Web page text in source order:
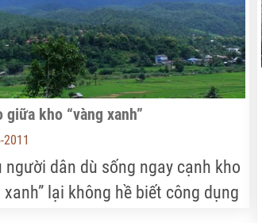
giữa kho “vàng xanh”
2011
người dân dù sống ngay cạnh kho
xanh” lại không hề biết công dụng